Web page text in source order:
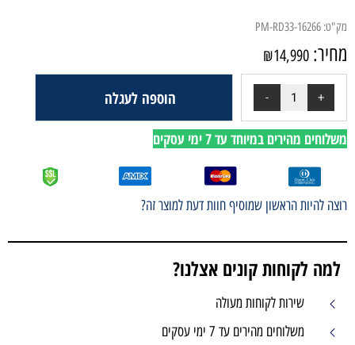
מק"ט: PM-RD33-16266
מחיר: ₪14,990
הוספה לעגלה
משלוחים מהירים במיוחד עד 7 ימי עסקים
רוצה להיות הראשון שמוסיף חוות דעת למוצר זה?
למה לקוחות קונים אצלנו?
שירות לקוחות מעולה
משלוחים מהירים עד 7 ימי עסקים